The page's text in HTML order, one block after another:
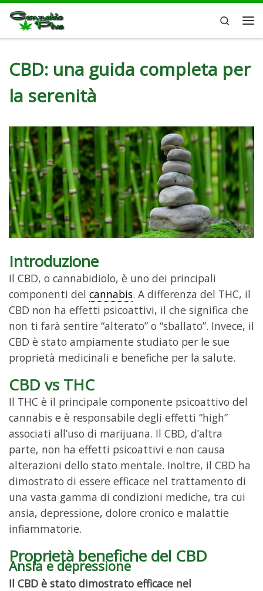
Passa al contenuto Search
CBD: una guida completa per
la serenità
Introduzione
Il CBD, o cannabidiolo, è uno dei principali
componenti del cannabis. A differenza del THC, il
CBD non ha effetti psicoattivi, il che significa che
non ti farà sentire “alterato” o “sballato”. Invece, il
CBD è stato ampiamente studiato per le sue
proprietà medicinali e benefiche per la salute.
CBD vs THC
Il THC è il principale componente psicoattivo del
cannabis e è responsabile degli effetti “high”
associati all’uso di marijuana. Il CBD, d’altra
parte, non ha effetti psicoattivi e non causa
alterazioni dello stato mentale. Inoltre, il CBD ha
dimostrato di essere efficace nel trattamento di
una vasta gamma di condizioni mediche, tra cui
ansia, depressione, dolore cronico e malattie
infiammatorie.
Proprietà benefiche del CBD
Ansia e depressione
Il CBD è stato dimostrato efficace nel